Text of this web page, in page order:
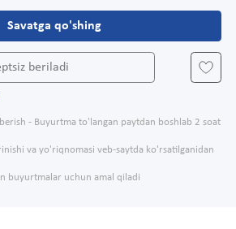
Savatga qo'shing
beriladi
- Buyurtma to'langan paytdan boshlab 2 soat
va yo'riqnomasi veb-saytda ko'rsatilganidan
buyurtmalar uchun amal qiladi